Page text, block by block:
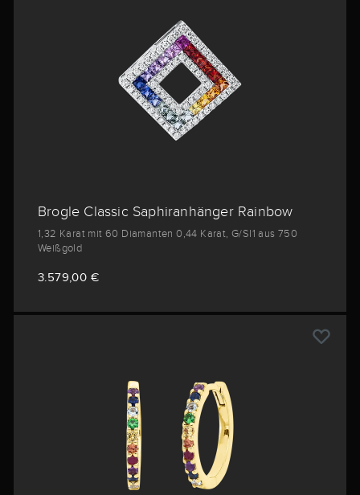
Brogle Classic Saphiranhänger Rainbow
1,32 Karat mit 60 Diamanten 0,44 Karat, G/SI1 aus 750
Weißgold
3.579,00 €